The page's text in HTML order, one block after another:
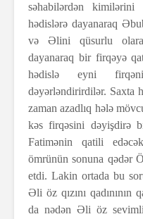
səhabilərdən
hədislərə dayanaraq
və Əlini qüsurlu
dayanaraq bir firqəyə
hədislə eyni
dəyərləndirirdilər. Saxta
zaman azadlıq hələ
kəs firqəsini dəyişdirə
Fatimənin qatili
ömrünün sonuna qədər
etdi. Lakin ortada bu
Əli öz qızını
da nədən Əli öz